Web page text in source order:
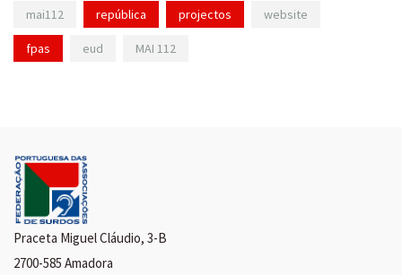
mai112 república projectos website
fpas eud MAI 112
Praceta Miguel Cláudio, 3-B
2700-585 Amadora